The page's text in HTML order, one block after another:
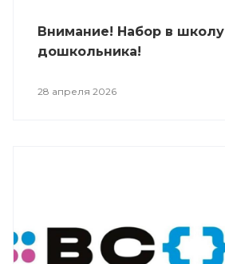
Внимание! Набор в школу
дошкольника!
28 апреля 2026